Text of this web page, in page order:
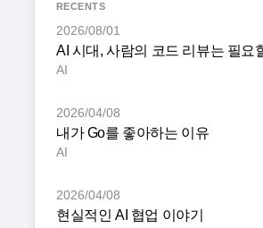
RECENTS
2026/08/01
AI 시대, 사람의 코드 리뷰는 필요
AI
2026/04/08
내가 Go를 좋아하는 이유
AI
2026/04/08
현실적인 AI 협업 이야기